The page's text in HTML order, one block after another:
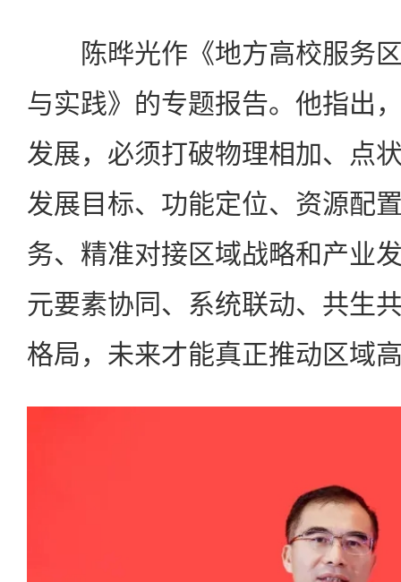
陈晔光作《地方高校服务区
与实践》的专题报告。他指出
发展，必须打破物理相加、点
发展目标、功能定位、资源配
务、精准对接区域战略和产业
元要素协同、系统联动、共生
格局，未来才能真正推动区域